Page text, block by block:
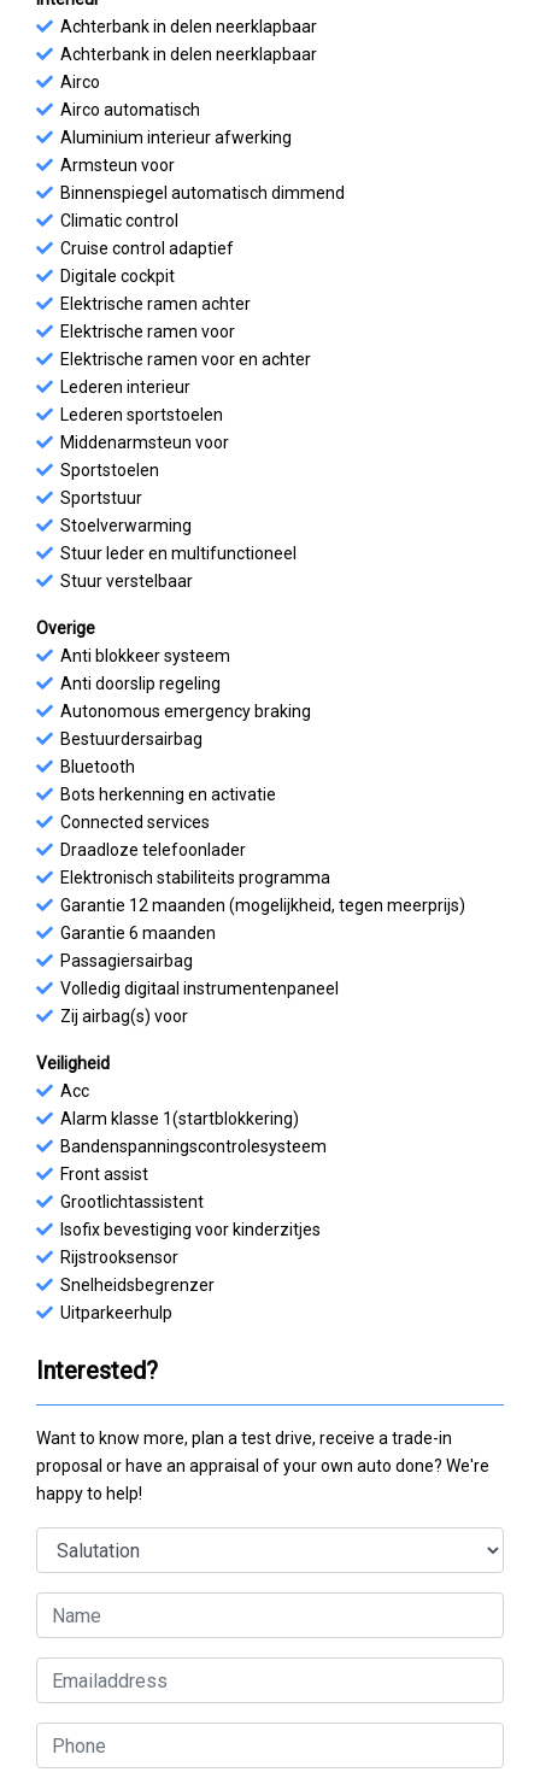
Achterbank in delen neerklapbaar
Achterbank in delen neerklapbaar
Airco
Airco automatisch
Aluminium interieur afwerking
Armsteun voor
Binnenspiegel automatisch dimmend
Climatic control
Cruise control adaptief
Digitale cockpit
Elektrische ramen achter
Elektrische ramen voor
Elektrische ramen voor en achter
Lederen interieur
Lederen sportstoelen
Middenarmsteun voor
Sportstoelen
Sportstuur
Stoelverwarming
Stuur leder en multifunctioneel
Stuur verstelbaar
Overige
Anti blokkeer systeem
Anti doorslip regeling
Autonomous emergency braking
Bestuurdersairbag
Bluetooth
Bots herkenning en activatie
Connected services
Draadloze telefoonlader
Elektronisch stabiliteits programma
Garantie 12 maanden (mogelijkheid, tegen meerprijs)
Garantie 6 maanden
Passagiersairbag
Volledig digitaal instrumentenpaneel
Zij airbag(s) voor
Veiligheid
Acc
Alarm klasse 1(startblokkering)
Bandenspanningscontrolesysteem
Front assist
Grootlichtassistent
Isofix bevestiging voor kinderzitjes
Rijstrooksensor
Snelheidsbegrenzer
Uitparkeerhulp
Interested?
Want to know more, plan a test drive, receive a trade-in
proposal or have an appraisal of your own auto done? We're
happy to help!